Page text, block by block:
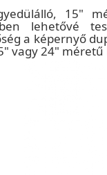
15"
lehetővé
a képernyő
vagy 24"